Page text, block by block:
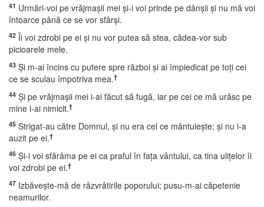
41 Urmări-voi pe vrăjmaşii mei şi-i voi prinde pe dânşii şi nu mă voi
întoarce până ce se vor sfârşi.
42 Îi voi zdrobi pe ei şi nu vor putea să stea, cădea-vor sub
picioarele mele.
43 Şi m-ai încins cu putere spre război şi ai împiedicat pe toţi cei
ce se sculau împotriva mea.†
44 Şi pe vrăjmaşii mei i-ai făcut să fugă, iar pe cei ce mă urăsc pe
mine i-ai nimicit.†
45 Strigat-au către Domnul, şi nu era cel ce mântuieşte; şi nu i-a
auzit pe ei.†
46 Şi-i voi sfărâma pe ei ca praful în faţa vântului, ca tina uliţelor îi
voi zdrobi pe ei.†
47 Izbăveşte-mă de răzvrătirile poporului; pusu-m-ai căpetenie
neamurilor.